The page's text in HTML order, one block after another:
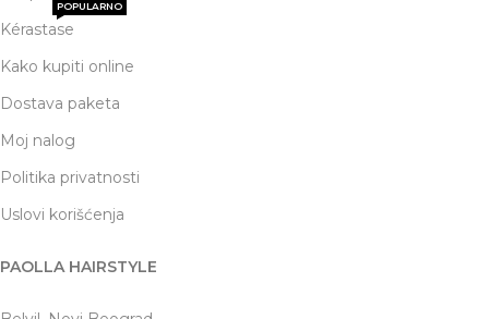
Kérastase
POPULARNO
Kako kupiti online
Dostava paketa
Moj nalog
Politika privatnosti
Uslovi korišćenja
PAOLLA HAIRSTYLE